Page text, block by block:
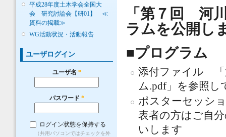
平成28年度土木学会全国大
会 研究討論会【研01】 ≪
資料の掲載≫
WG活動状況・活動報告
ユーザログイン
ユーザ名 *
パスワード *
ログイン状態を保持する
（共用パソコンではチェックを外
「第７回 河
ラムを公開し
■プログラム
添付ファイル 「
ム.pdf」を参照し
ポスターセッシ
表者の方はご自
いします